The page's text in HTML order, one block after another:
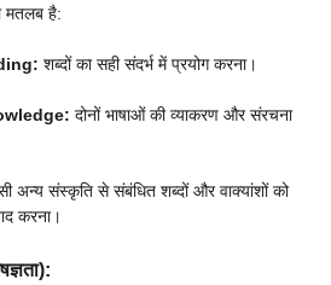
मतलब है:
शब्दों का सही संदर्भ में प्रयोग करना।
दोनों भाषाओं की व्याकरण और संरचना
अन्य संस्कृति से संबंधित शब्दों और वाक्यांशों को
करना।